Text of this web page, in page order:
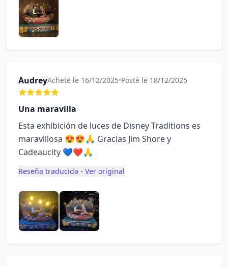
AudreyAcheté le 16/12/2025•Posté le 18/12/2025
Una maravilla
Esta exhibición de luces de Disney Traditions es
maravillosa 😍😍🙏 Gracias Jim Shore y
Cadeaucity 💙❤️🙏
Reseña traducida - Ver original